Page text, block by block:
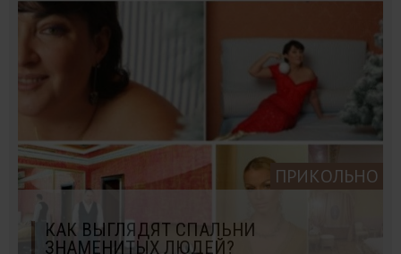
ПРИКОЛЬНО
КАК ВЫГЛЯДЯТ СПАЛЬНИ
ЗНАМЕНИТЫХ ЛЮДЕЙ?